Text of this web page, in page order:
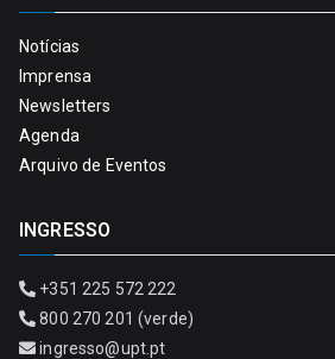
Notícias
Imprensa
Newsletters
Agenda
Arquivo de Eventos
INGRESSO
+351 225 572 222
800 270 201 (verde)
ingresso@upt.pt